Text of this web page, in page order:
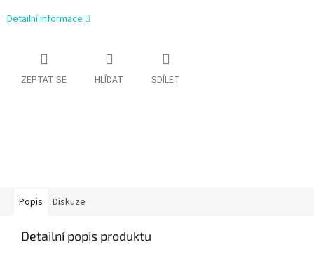
Detailní informace
ZEPTAT SE HLÍDAT SDÍLET
Popis Diskuze
Detailní popis produktu